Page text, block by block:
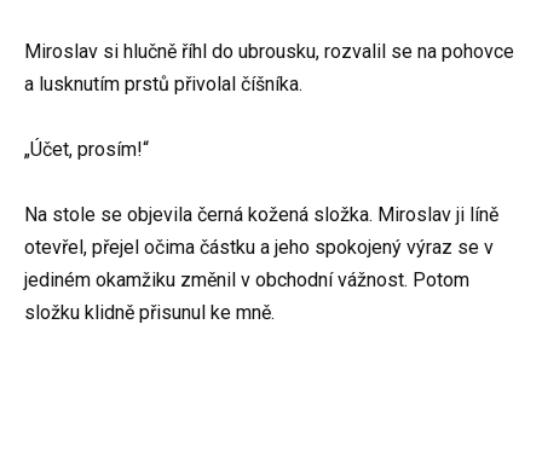
Miroslav si hlučně říhl do ubrousku, rozvalil se na pohovce
a lusknutím prstů přivolal číšníka.
„Účet, prosím!“
Na stole se objevila černá kožená složka. Miroslav ji líně
otevřel, přejel očima částku a jeho spokojený výraz se v
jediném okamžiku změnil v obchodní vážnost. Potom
složku klidně přisunul ke mně.